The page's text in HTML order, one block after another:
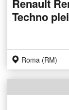
Renault
Techno
Roma (RM)